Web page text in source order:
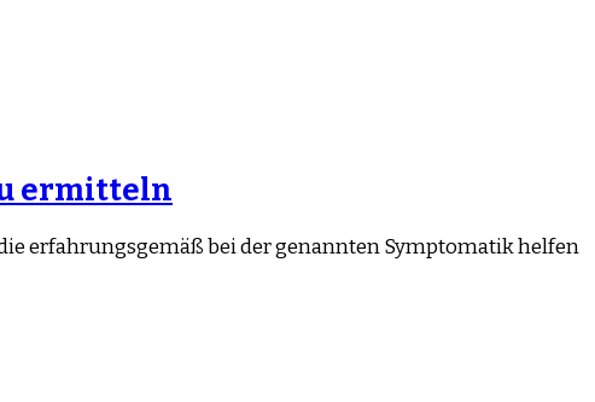
ermitteln
erfahrungsgemäß bei der genannten Symptomatik helfen